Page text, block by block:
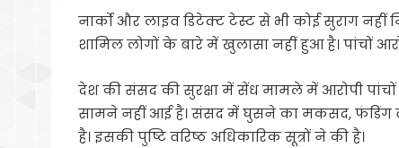
नार्को और लाइव डिटेक्ट टेस्ट से भी कोई सुराग
शामिल लोगों के बारे में खुलासा नहीं हुआ है। पांचों
देश की संसद की सुरक्षा में सेंध मामले में आरोपी
सामने नहीं आई है। संसद में घुसने का मकसद, फंडिंग
है। इसकी पुष्टि वरिष्ठ अधिकारिक सूत्रों ने की है।